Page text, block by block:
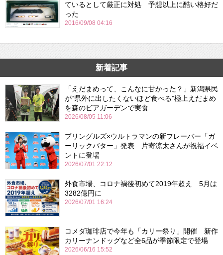
ているとして厳正に対処 予想以上に酷い格好だ
った
2016/09/08 04:16
新着記事
「えだまめって、こんなに甘かった？」新潟県民
が“県外に出したくないほど食べる”極上えだまめ
を森のビアガーデンで実食
2026/08/05 11:06
プリングルズ×ウルトラマンの新フレーバー「ガ
ーリックバター」発表 片寄涼太さんが祝福イベ
ントに登場
2026/07/01 22:12
外食市場、コロナ禍後初めて2019年超え 5月は
3282億円に
2026/07/01 16:24
コメダ珈琲店で今年も「カリー祭り」開催 新作
カリーナンドッグなど全6品が季節限定で登場
2026/06/16 15:52